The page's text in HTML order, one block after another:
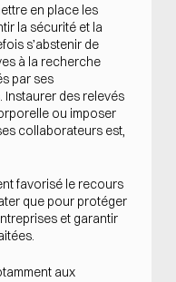
en place les
la sécurité et la
s’abstenir de
à la recherche
par ses
des relevés
ou imposer
collaborateurs est,
favorisé le recours
que pour protéger
et garantir
aux